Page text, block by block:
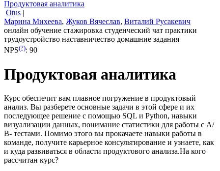
Продуктовая аналитика
Otus |
Марина Михеева, Жуков Вячеслав, Виталий Русакевич
онлайн обучение стажировка студенческий чат практики
трудоустройство наставничество домашние задания
NPS(?): 90
Продуктовая аналитика
Курс обеспечит вам плавное погружение в продуктовый
анализ. Вы разберете основные задачи в этой сфере и их
последующее решение с помощью SQL и Python, навыки
визуализации данных, понимание статистики для работы с А/
В- тестами. Помимо этого вы прокачаете навыки работы в
команде, получите карьерное консультирование и узнаете, как
и куда развиваться в области продуктового анализа.На кого
рассчитан курс?